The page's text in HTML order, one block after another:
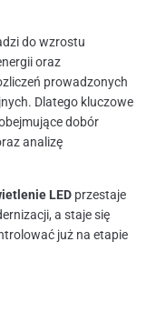
do wzrostu
oraz
prowadzonych
Dlatego kluczowe
dobór
analizę
LED przestaje
a staje się
już na etapie